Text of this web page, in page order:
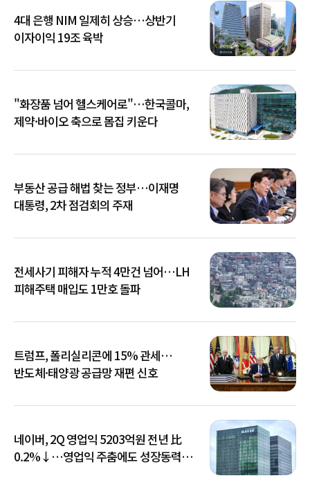
4대 은행 NIM 일제히 상승…상반기
이자이익 19조 육박
"화장품 넘어 헬스케어로"…한국콜마,
제약·바이오 축으로 몸집 키운다
부동산 공급 해법 찾는 정부…이재명
대통령, 2차 점검회의 주재
전세사기 피해자 누적 4만건 넘어…LH
피해주택 매입도 1만호 돌파
트럼프, 폴리실리콘에 15% 관세…
반도체·태양광 공급망 재편 신호
네이버, 2Q 영업익 5203억원 전년 比
0.2%↓…영업익 주춤에도 성장동력